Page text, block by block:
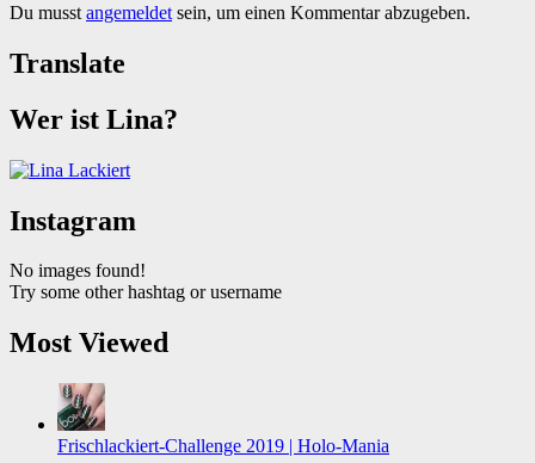
Du musst angemeldet sein, um einen Kommentar abzugeben.
Translate
Wer ist Lina?
Instagram
No images found!
Try some other hashtag or username
Most Viewed
Frischlackiert-Challenge 2019 | Holo-Mania